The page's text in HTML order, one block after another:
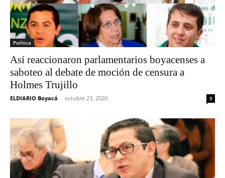
Política
Así reaccionaron parlamentarios boyacenses a
saboteo al debate de moción de censura a
Holmes Trujillo
ELDIARIO Boyacá - octubre 23, 2020 0